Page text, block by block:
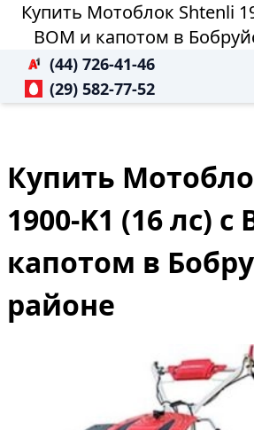
Купить Мотоблок Shtenli
ВОМ и капотом в
(44) 726-41-46
(29) 582-77-52
Купить
1900-K1 (16 лс)
капотом в
районе